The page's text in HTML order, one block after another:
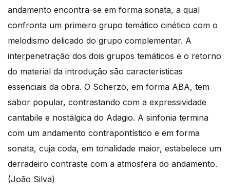
andamento encontra-se em forma sonata, a qual
confronta um primeiro grupo temático cinético com o
melodismo delicado do grupo complementar. A
interpenetração dos dois grupos temáticos e o retorno
do material da introdução são características
essenciais da obra. O Scherzo, em forma ABA, tem
sabor popular, contrastando com a expressividade
cantabile e nostálgica do Adagio. A sinfonia termina
com um andamento contrapontístico e em forma
sonata, cuja coda, em tonalidade maior, estabelece um
derradeiro contraste com a atmosfera do andamento.
(João Silva)